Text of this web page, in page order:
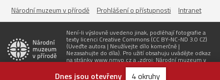
Dnes jsou otevřeny 4 okruhy
Národní muzeum v přírodě Prohlášení o přístupnosti Intranet
Není-li výslovně uvedeno jinak, podléhají fotografie a
texty licenci Creative Commons (CC BY-NC-ND 3.0 CZ)
(Uveďte autora | Neužívejte dílo komerčně |
Nezasahujte do díla). Pro užití obsahuju uvádějte odkaz
na stránky www.nmvp.cz a „zdroj: Národní muzeum v